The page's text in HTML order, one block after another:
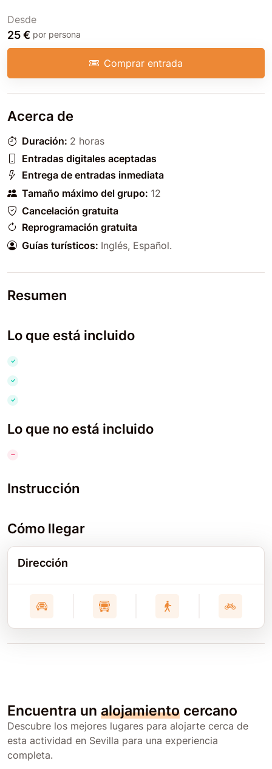
Desde
25 € por persona
Comprar entrada
Acerca de
Duración: 2 horas
Entradas digitales aceptadas
Entrega de entradas inmediata
Tamaño máximo del grupo: 12
Cancelación gratuita
Reprogramación gratuita
Guías turísticos: Inglés, Español.
Resumen
Lo que está incluido
Lo que no está incluido
Instrucción
Cómo llegar
Dirección
Encuentra un alojamiento cercano
Descubre los mejores lugares para alojarte cerca de
esta actividad en Sevilla para una experiencia
completa.